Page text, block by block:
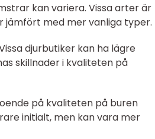
kan variera. Vissa arter är
jämfört med mer vanliga typer.
djurbutiker kan ha lägre
skillnader i kvaliteten på
på kvaliteten på buren
initialt, men kan vara mer